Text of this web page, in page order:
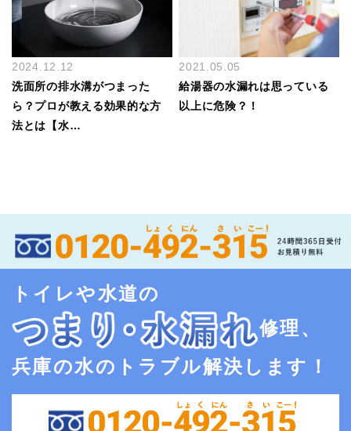
2024.12.12
洗面所の排水溝がつまった
ら？プロが教える効果的な方
法とは【水…
2021.05.05
給湯器の水漏れは思っている
以上に危険？！
トイレや水道の
修理、
兵庫の水のトラブル解決します！